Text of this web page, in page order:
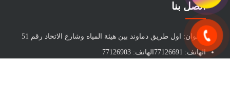
اتصل بنا
العنوان: اول طريق دماوند بين هيئة المياه وشارع الاتحاد رقم 51
الهاتف: 77126691الهاتف: 77126903